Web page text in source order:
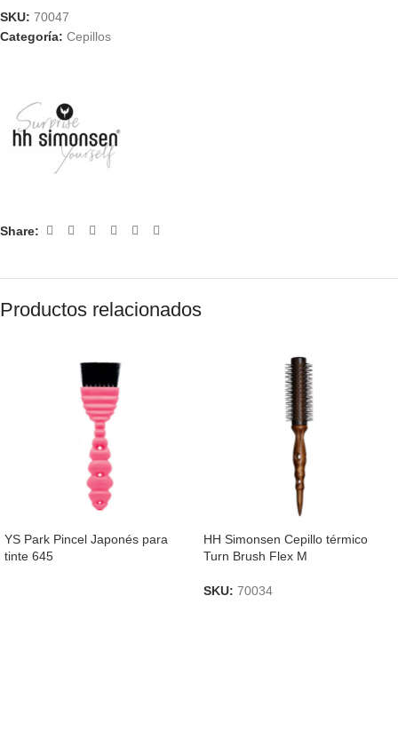
SKU: 70047
Categoría: Cepillos
Share:
Productos relacionados
YS Park Pincel Japonés para
tinte 645
HH Simonsen Cepillo térmico
Turn Brush Flex M
SKU: 70034